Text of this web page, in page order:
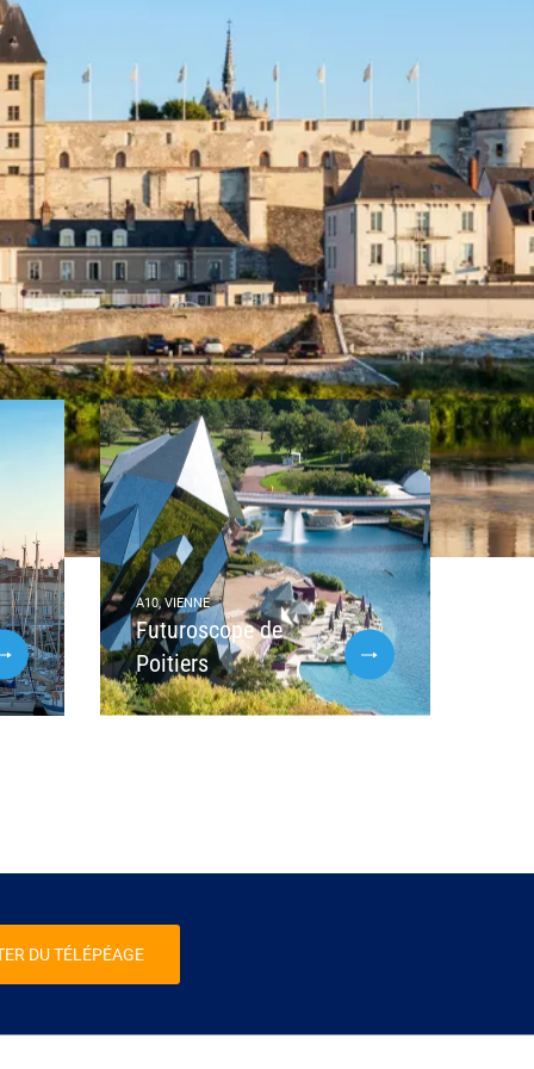
A10, VIENNE
Futuroscope de
Poitiers
DU TÉLÉPÉAGE